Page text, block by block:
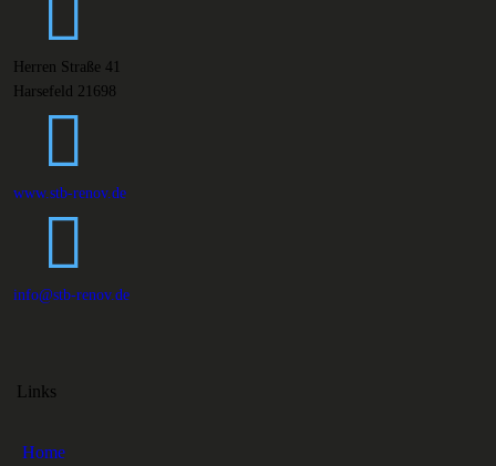
Herren Straße 41
Harsefeld 21698
www.stb-renov.de
info@stb-renov.de
Links
Home